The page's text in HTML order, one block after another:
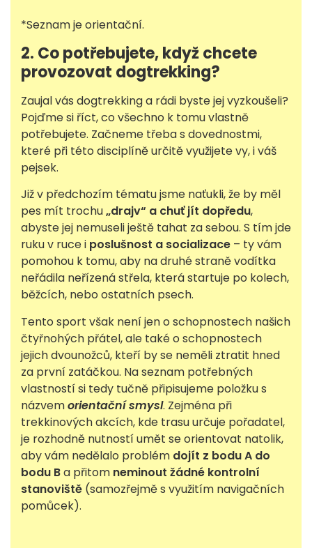
*Seznam je orientační.
2. Co potřebujete, když chcete
provozovat dogtrekking?
Zaujal vás dogtrekking a rádi byste jej vyzkoušeli?
Pojďme si říct, co všechno k tomu vlastně
potřebujete. Začneme třeba s dovednostmi,
které při této disciplíně určitě využijete vy, i váš
pejsek.
Již v předchozím tématu jsme naťukli, že by měl
pes mít trochu„drajv“ a chuť jít dopředu,
abyste jej nemuseli ještě tahat za sebou. S tím jde
ruku v ruce i poslušnost a socializace – ty vám
pomohou k tomu, aby na druhé straně vodítka
neřádila neřízená střela, která startuje po kolech,
běžcích, nebo ostatních psech.
Tento sport však není jen o schopnostech našich
čtyřnohých přátel, ale také o schopnostech
jejich dvounožců, kteří by se neměli ztratit hned
za první zatáčkou. Na seznam potřebných
vlastností si tedy tučně připisujeme položku s
názvemorientační smysl. Zejména při
trekkinových akcích, kde trasu určuje pořadatel,
je rozhodně nutností umět se orientovat natolik,
aby vám nedělalo problém dojít z bodu A do
bodu Ba přitom neminout žádné kontrolní
stanoviště (samozřejmě s využitím navigačních
pomůcek).